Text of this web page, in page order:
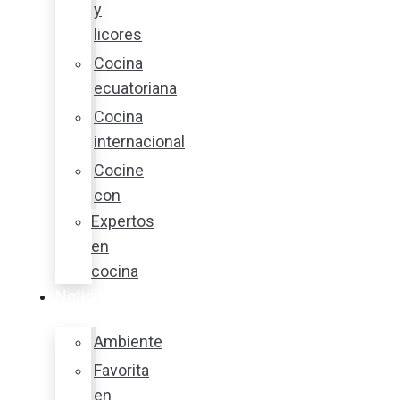
y
licores
Cocina
ecuatoriana
Cocina
internacional
Cocine
con
Expertos
en
cocina
Ambiente
Favorita
en